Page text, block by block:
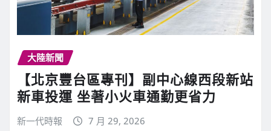
大陸新聞
【北京豐台區專刊】副中心線西段新站
新車投運 坐著小火車通勤更省力
新一代時報 7 月 29, 2026